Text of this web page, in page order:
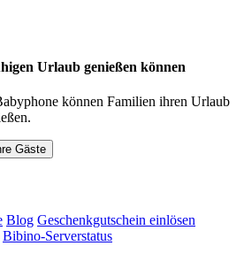
Urlaub genießen können
können Familien ihren Urlaub
Gäste
Blog Geschenkgutschein einlösen
Bibino-Serverstatus